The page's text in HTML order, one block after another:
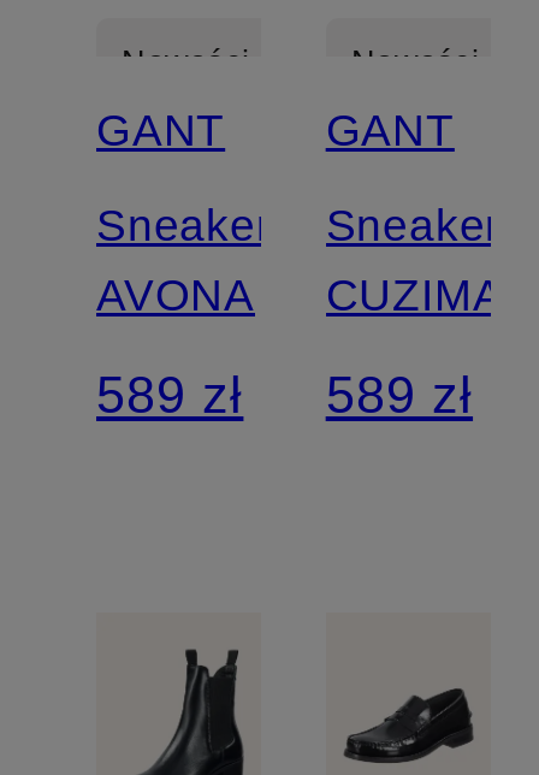
Nowości
Z
certyfikatem
GANT
Sneakersy
AVONA
589 zł
Nowości
Z
certyfikatem
GANT
CUZIMA
589 zł